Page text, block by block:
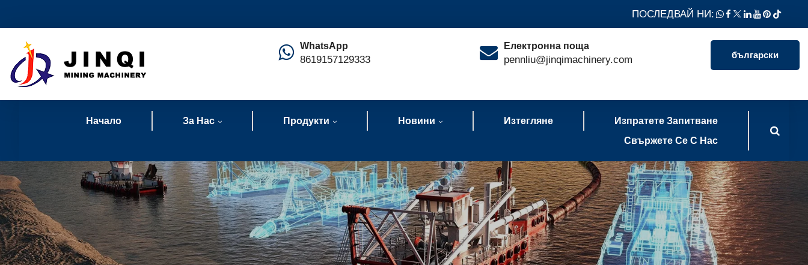
ПОСЛЕДВАЙ НИ:
WhatsApp
8619157129333
Електронна поща
pennliu@jinqimachinery.com български
Начало За Нас Продукти Новини Изтегляне
Изпратете Запитване
Свържете Се С Нас